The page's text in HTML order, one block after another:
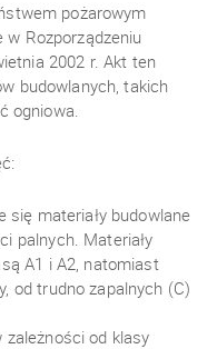
pożarowym
w Rozporządzeniu
2002 r. Akt ten
budowlanych, takich
ogniowa.
się materiały budowlane
palnych. Materiały
A1 i A2, natomiast
od trudno zapalnych (C)
zależności od klasy